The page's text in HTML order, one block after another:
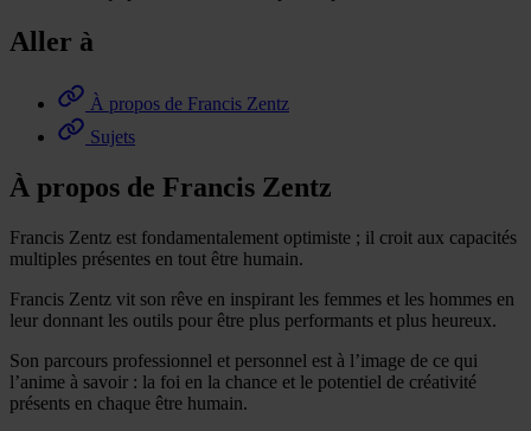
Aller à
À propos de Francis Zentz
Sujets
À propos de Francis Zentz
Francis Zentz est fondamentalement optimiste ; il croit aux capacités
multiples présentes en tout être humain.
Francis Zentz vit son rêve en inspirant les femmes et les hommes en
leur donnant les outils pour être plus performants et plus heureux.
Son parcours professionnel et personnel est à l’image de ce qui
l’anime à savoir : la foi en la chance et le potentiel de créativité
présents en chaque être humain.